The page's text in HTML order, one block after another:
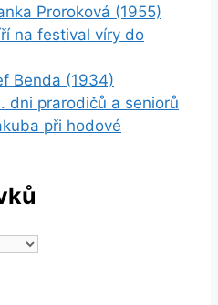
Proroková (1955)
na festival víry do
Benda (1934)
dni prarodičů a seniorů
při hodové